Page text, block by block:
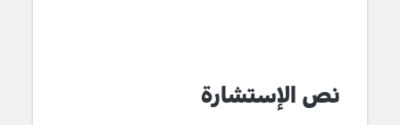
نص الإستشارة